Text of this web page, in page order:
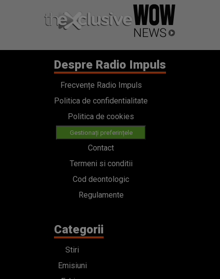
Despre Radio Impuls
Frecvențe Radio Impuls
Politica de confidentialitate
Politica de cookies
Gestionați preferințele
Contact
Termeni si conditii
Cod deontologic
Regulamente
Categorii
Stiri
Emisiuni